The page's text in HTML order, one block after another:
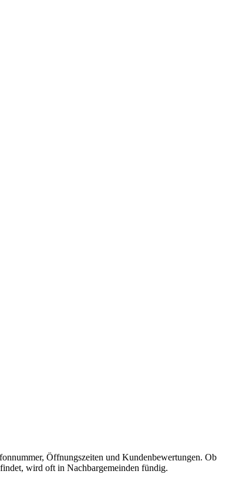
Öffnungszeiten und Kundenbewertungen. Ob
wird oft in Nachbargemeinden fündig.